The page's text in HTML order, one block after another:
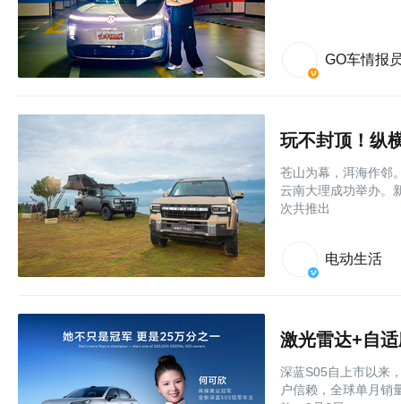
GO车情报
玩不封顶！纵
苍山为幕，洱海作邻
云南大理成功举办。
次共推出
电动生活
激光雷达+自
深蓝S05自上市以来
户信赖，全球单月销